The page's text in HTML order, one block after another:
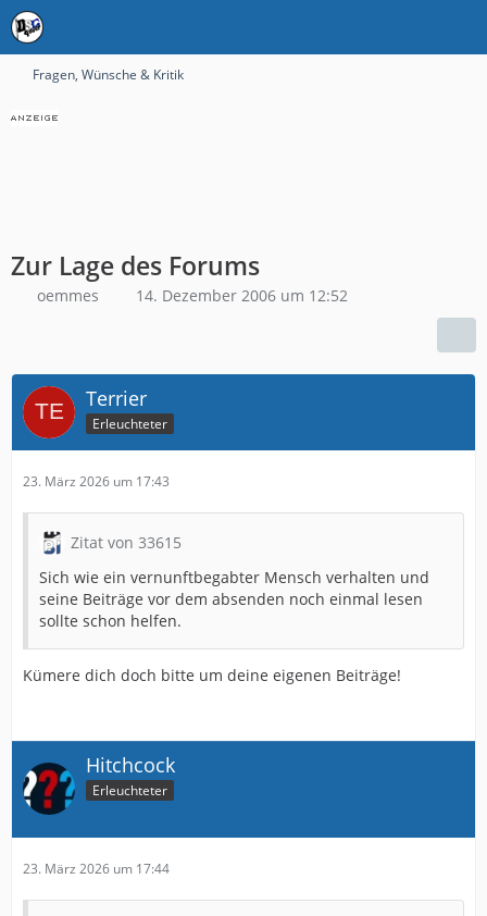
Fragen, Wünsche & Kritik
Zur Lage des Forums
oemmes 14. Dezember 2006 um 12:52
Terrier
Erleuchteter
23. März 2026 um 17:43
Zitat von 33615
Sich wie ein vernunftbegabter Mensch verhalten und
seine Beiträge vor dem absenden noch einmal lesen
sollte schon helfen.
Kümere dich doch bitte um deine eigenen Beiträge!
Hitchcock
Erleuchteter
23. März 2026 um 17:44